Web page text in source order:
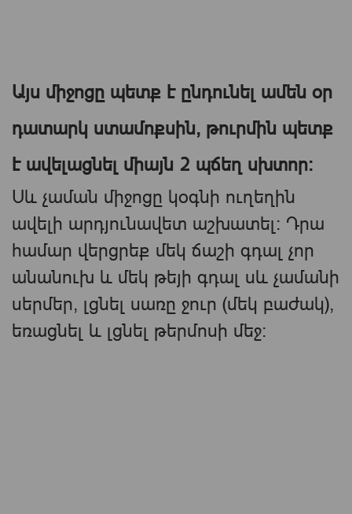
Այս միջոցը պետք է ընդունել ամեն օր
դատարկ ստամոքսին, թուրմին պետք
է ավելացնել միայն 2 պճեղ սխտոր։
Սև չաման միջոցը կօգնի ուղեղին
ավելի արդյունավետ աշխատել։ Դրա
համար վերցրեք մեկ ճաշի գդալ չոր
անանուխ և մեկ թեյի գդալ սև չամանի
սերմեր, լցնել սառը ջուր (մեկ բաժակ),
եռացնել և լցնել թերմոսի մեջ։